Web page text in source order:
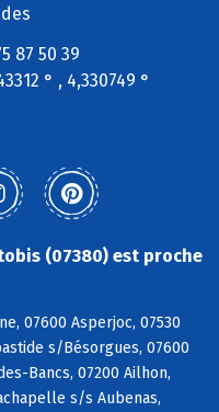
87 50 39
° , 4,330749 °
(07380) est proche
07600 Asperjoc, 07530
s/Bésorgues, 07600
Bancs, 07200 Ailhon,
s/s Aubenas,